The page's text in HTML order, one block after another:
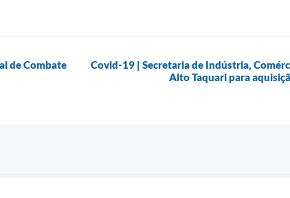
de Combate
Covid-19 | Secretaria de Indústria,
Alto Taquari para